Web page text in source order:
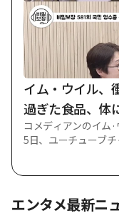
に出演陣との対話過
の実際の環境と数多
発言をしてしまった
い言動で不便さと傷
罪申し上げる」とし
を期し、舞台芸術を
と約束した。 先立っ
イム・ウイル、
過ぎた食品、体
コメディアンのイム
5日、ユーチューブ
ルは始まりから「最
を見て貸したのでは
エンタメ最新ニ